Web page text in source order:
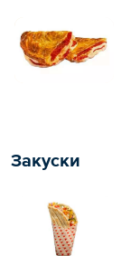
Закуски